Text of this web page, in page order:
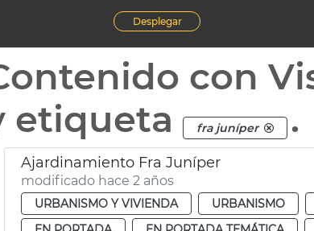
Desplegar
con
etiqueta fra juníper .
Ajardinamiento Fra Juníper
modificado hace 2 años
URBANISMO Y VIVIENDA URBANISMO